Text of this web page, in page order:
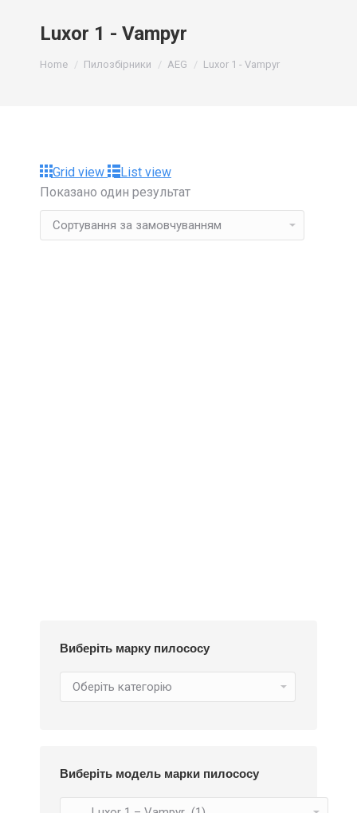
Luxor 1 - Vampyr
Home Пилозбірники AEG Luxor 1 - Vampyr
Grid view
List view
Показано один результат
Виберіть марку пилососу
Виберіть модель марки пилососу